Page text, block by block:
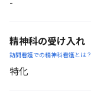
精神科の受け入れ
訪問看護での精神科看護とは？
特化